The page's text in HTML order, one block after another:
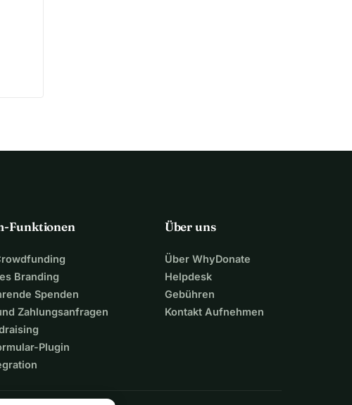
Funktionen
Branding
Spenden
Zahlungsanfragen
Plugin
Über uns
Über WhyDonate
Helpdesk
Gebühren
Kontakt Aufnehmen